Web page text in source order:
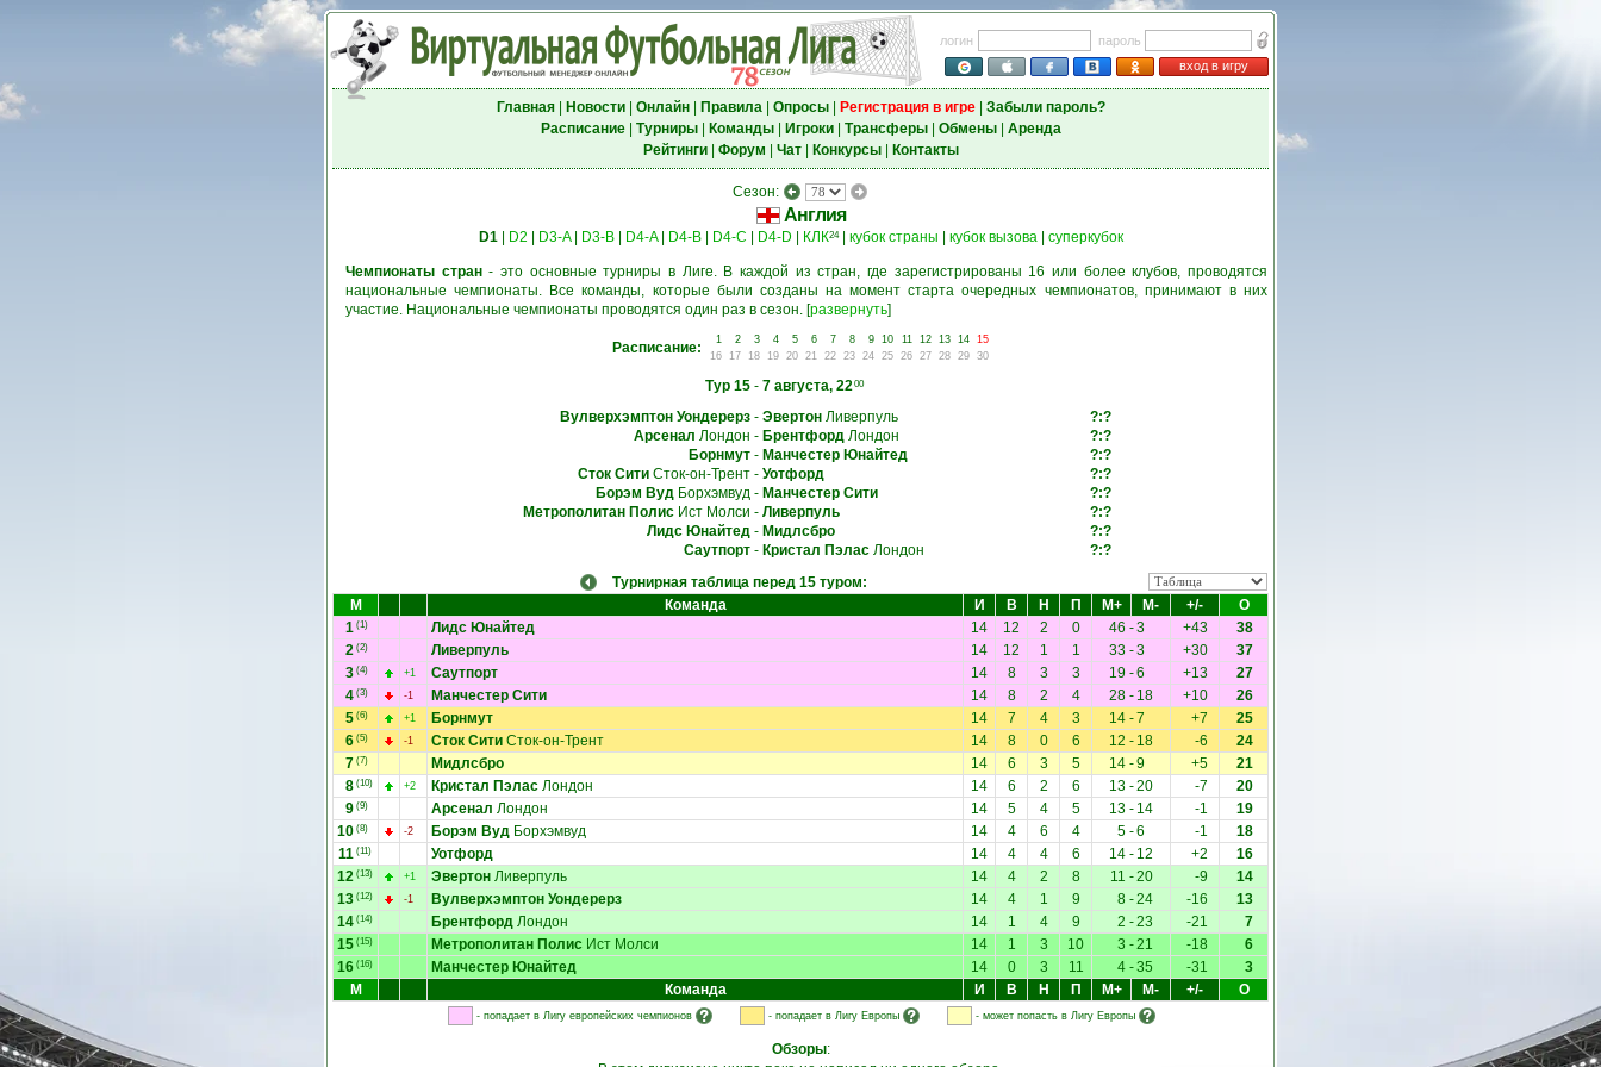
логин
пароль
вход в игру
Главная| Новости| Онлайн| Правила| Опросы| Регистрация в игре| Забыли пароль?
Расписание| Турниры| Команды| Игроки| Трансферы| Обмены| Аренда
Рейтинги| Форум Чат| Конкурсы| Контакты
Сезон:
Англия
D1| D2 D3-A| D3-B| D4-A| D4-B| D4-C D4-D КЛК24| кубок страны кубок вызова| суперкубок
Чемпионаты стран- это основные турниры в Лиге. В каждой из стран, где зарегистрированы 16 или более клубов, проводятся
национальные чемпионаты. Все команды, которые были созданы на момент старта очередных чемпионатов, принимают в них
участие. Национальные чемпионаты проводятся один раз в сезон. [развернуть]
Расписание: 1 2 3 4 5 6 7 8 9 10 11 12 13 14
15
16
17 18 19 20 21 22 23 24 25 26 27 28 29 30
Тур 15- 7 августа, 2200
Вулверхэмптон Уондерерз- ЭвертонЛиверпуль
?:?
Арсенал Лондон - БрентфордЛондон
?:?
Борнмут- Манчестер Юнайтед
?:?
Сток СитиСток-он-Трент- Уотфорд
?:?
Борэм ВудБорхэмвуд- Манчестер Сити
?:?
Метрополитан ПолисИст Молси - Ливерпуль
?:?
Лидс Юнайтед- Мидлсбро
?:?
Саутпорт- Кристал ПэласЛондон
?:?
Турнирная таблица перед 15 туром:
М
Команда И В Н П М+ М- +/-
О
1 (1) Лидс Юнайтед 14 12 2 0 46 -3 +43
38
2 (2) Ливерпуль 14 12 1 1 33 -3 +30
37
3 (4) +1 Саутпорт 14 8 3 3 19 -6 +13
27
4 (3) -1 Манчестер Сити 14 8 2 4 28 - 18 +10
26
5 (6) +1 Борнмут 14 7 4 3 14 -7 +7
25
6 (5) -1 Сток Сити Сток-он-Трент 14 8 0 6 12 - 18 -6
24
7 (7) Мидлсбро 14 6 3 5 14 -9 +5
21
8 (10) +2 Кристал Пэлас Лондон 14 6 2 6 13 -20 -7
20
9 (9) Арсенал Лондон 14 5 4 5 13 - 14 -1
19
10 (8) -2 Борэм Вуд Борхэмвуд 14 4 6 4 5 -6 -1
18
11 (11) Уотфорд 14 4 4 6 14 - 12 +2
16
12 (13) +1 Эвертон Ливерпуль 14 4 2 8 11 -20 -9
14
13 (12) -1 Вулверхэмптон Уондерерз 14 4 1 9 8 -24 -16
13
14 (14) Брентфорд Лондон 14 1 4 9 2 -23 -21
7
15 (15) Метрополитан Полис Ист Молси 14 1 3 10 3 -21 -18
6
16 (16) Манчестер Юнайтед 14 0 3 11 4 -35 -31
3
М
Команда И В Н П М+ М- +/- О
- попадает в Лигу европейских чемпионов - попадает в Лигу Европы - может попасть в Лигу Европы
Обзоры: